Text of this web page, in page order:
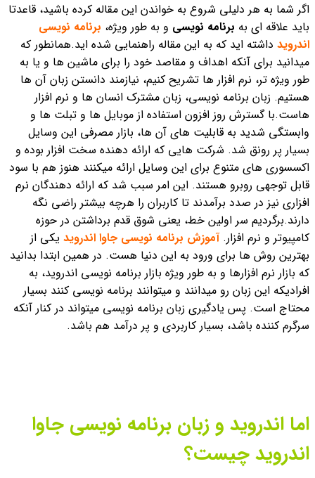
اگر شما به هر دلیلی شروع به خواندن این مقاله کرده باشید، قاعدتا
باید علاقه ای به برنامه نویسی و به طور ویژه، برنامه نویسی
اندروید داشته اید که به این مقاله راهنمایی شده اید.همانطور که
میدانید برای آنکه اهداف و مقاصد خود را برای ماشین ها و یا به
طور ویژه تر، نرم افزار ها تشریح کنیم، نیازمند دانستن زبان آن ها
هستیم. زبان برنامه نویسی، زبان مشترک انسان ها و نرم افزار
هاست.با گسترش روز افزون استفاده از موبایل ها و تبلت ها و
وابستگی شدید به قابلیت های آن ها، بازار مصرفی این وسایل
بسیار پر رونق شد. شرکت هایی که ارائه دهنده سخت افزار بوده و
اکسسوری های متنوع برای این وسایل ارائه میکنند هنوز هم با سود
قابل توجهی روبرو هستند. این امر سبب شد که ارائه دهندگان نرم
افزاری نیز در صدد برآمدند تا کاربران را هرچه بیشتر راضی نگه
دارند.برگردیم سر اولین خط، یعنی شوق قدم برداشتن در حوزه
کامپیوتر و نرم افزار.آموزش برنامه نویسی جاوا اندروید یکی از
بهترین روش ها برای ورود به این دنیا هست. در همین ابتدا بدانید
که بازار نرم افزارها و به طور ویژه بازار برنامه نویسی اندروید، به
افرادیکه این زبان رو میدانند و میتوانند برنامه نویسی کنند بسیار
محتاج است. پس یادگیری زبان برنامه نویسی میتواند در کنار آنکه
سرگرم کننده باشد، بسیار کاربردی و پر درآمد هم باشد.
اما اندروید و زبان برنامه نویسی جاوا
اندروید چیست؟